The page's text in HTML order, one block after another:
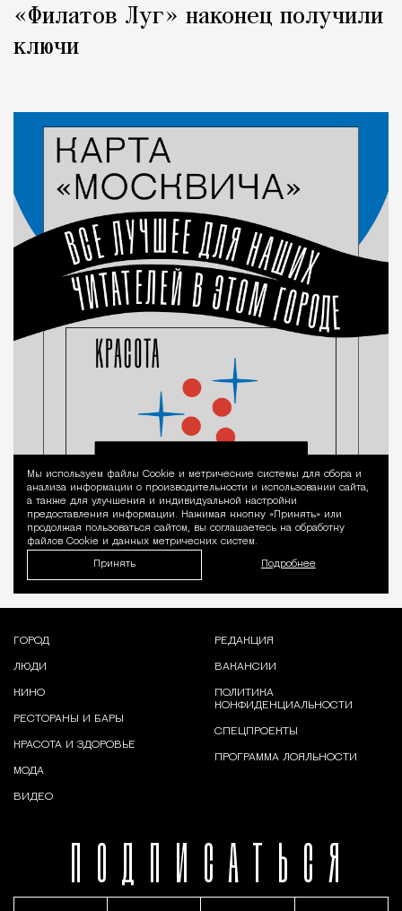
«Филатов Луг» наконец получили
ключи
Уведомление
Мы используем файлы Сookie и метрические системы для сбора и
анализа информации о производительности и использовании сайта,
а также для улучшения и индивидуальной настройки
предоставления информации. Нажимая кнопку «Принять» или
продолжая пользоваться сайтом, вы соглашаетесь на обработку
файлов Cookie и данных метрических систем.
Принять Подробнее
ПОДПИСАТЬСЯ
ГОРОД
ЛЮДИ
КИНО
РЕСТОРАНЫ И БАРЫ
КРАСОТА И ЗДОРОВЬЕ
МОДА
ВИДЕО
РЕДАКЦИЯ
ВАКАНСИИ
ПОЛИТИКА
КОНФИДЕНЦИАЛЬНОСТИ
СПЕЦПРОЕКТЫ
ПРОГРАММА ЛОЯЛЬНОСТИ